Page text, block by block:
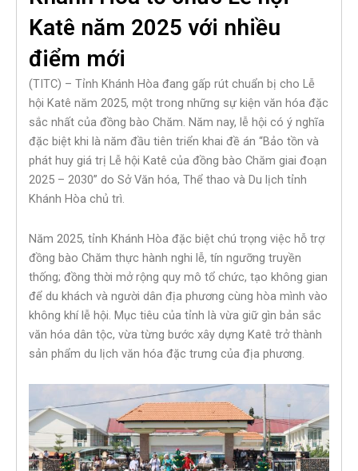
Katê năm 2025 với nhiều
điểm mới
(TITC) – Tỉnh Khánh Hòa đang gấp rút chuẩn bị cho Lễ
hội Katê năm 2025, một trong những sự kiện văn hóa đặc
sắc nhất của đồng bào Chăm. Năm nay, lễ hội có ý nghĩa
đặc biệt khi là năm đầu tiên triển khai đề án “Bảo tồn và
phát huy giá trị Lễ hội Katê của đồng bào Chăm giai đoạn
2025 – 2030” do Sở Văn hóa, Thể thao và Du lịch tỉnh
Khánh Hòa chủ trì.
Năm 2025, tỉnh Khánh Hòa đặc biệt chú trọng việc hỗ trợ
đồng bào Chăm thực hành nghi lễ, tín ngưỡng truyền
thống; đồng thời mở rộng quy mô tổ chức, tạo không gian
để du khách và người dân địa phương cùng hòa mình vào
không khí lễ hội. Mục tiêu của tỉnh là vừa giữ gìn bản sắc
văn hóa dân tộc, vừa từng bước xây dựng Katê trở thành
sản phẩm du lịch văn hóa đặc trưng của địa phương.